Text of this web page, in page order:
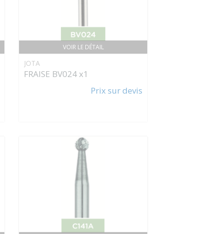
VOIR LE DÉTAIL
JOTA
FRAISE BV024 x1
Prix sur devis